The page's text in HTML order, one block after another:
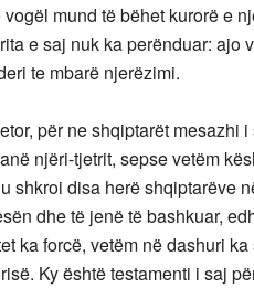
mund të bëhet kurorë e
e saj nuk ka perënduar: ajo
te mbarë njerëzimi.
për ne shqiptarët mesazhi
njëri-tjetrit, sepse vetëm
shkroi disa herë shqiptarëve
dhe të jenë të bashkuar,
ka forcë, vetëm në dashuri
Ky është testamenti i saj